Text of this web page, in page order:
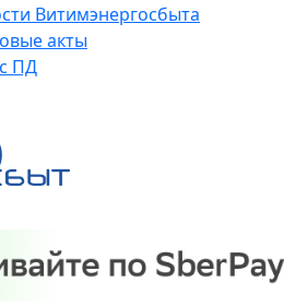
Витимэнергосбыта
акты
ПД